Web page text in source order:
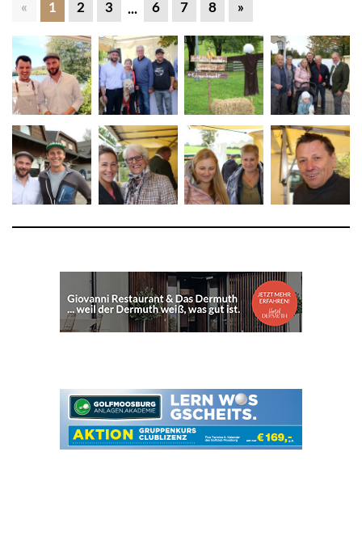
« 1 2 3 ... 6 7 8 »